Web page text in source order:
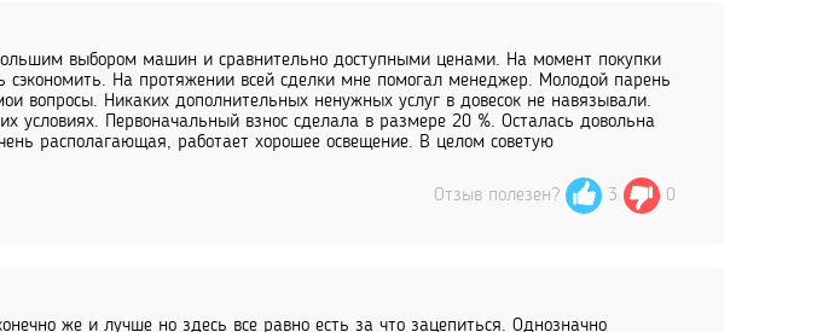
выбором машин и сравнительно доступными ценами. На момент покупки
На протяжении всей сделки мне помогал менеджер. Молодой парень
вопросы. Никаких дополнительных ненужных услуг в довесок не навязывали.
условиях. Первоначальный взнос сделала в размере 20 %. Осталась довольна
располагающая, работает хорошее освещение. В целом советую
Отзыв полезен? 3 0
же и лучше но здесь все равно есть за что зацепиться. Однозначно